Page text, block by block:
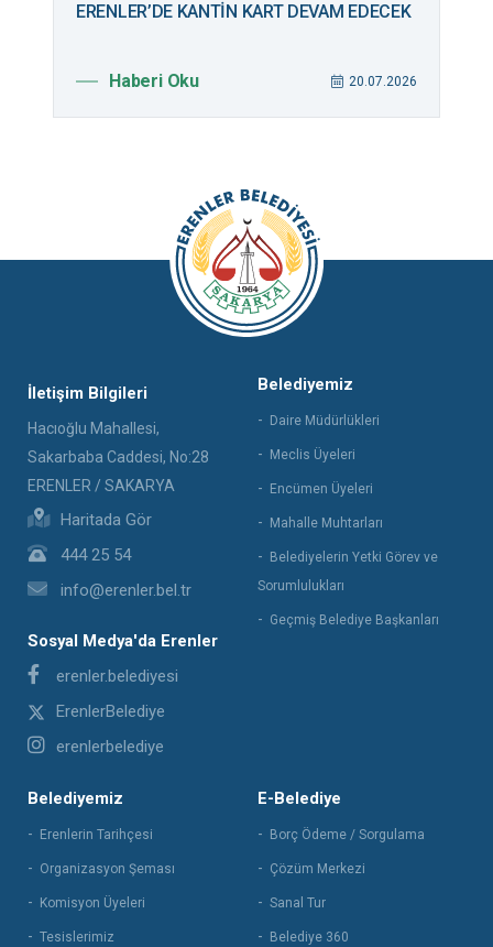
ERENLER’DE KANTİN KART DEVAM EDECEK
Haberi Oku 20.07.2026
İletişim Bilgileri
Hacıoğlu Mahallesi,
Sakarbaba Caddesi, No:28
ERENLER / SAKARYA
Haritada Gör
444 25 54
info@erenler.bel.tr
Sosyal Medya'da Erenler
erenler.belediyesi
ErenlerBelediye
erenlerbelediye
Belediyemiz
Daire Müdürlükleri
Meclis Üyeleri
Encümen Üyeleri
Mahalle Muhtarları
Belediyelerin Yetki Görev ve
Sorumlulukları
Geçmiş Belediye Başkanları
Belediyemiz
Erenlerin Tarihçesi
Organizasyon Şeması
Komisyon Üyeleri
Tesislerimiz
E-Belediye
Borç Ödeme / Sorgulama
Çözüm Merkezi
Sanal Tur
Belediye 360